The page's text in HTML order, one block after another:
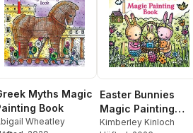
Myths Magic
Book
Wheatley
Easter Bunnies
Magic Painting
Book
Kimberley Kinloch